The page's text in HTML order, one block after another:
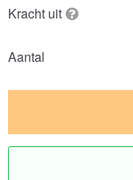
Kracht uit
Aantal